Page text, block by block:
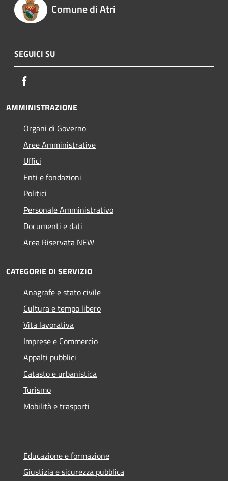
Comune di Atri
SEGUICI SU
AMMINISTRAZIONE
Organi di Governo
Aree Amministrative
Uffici
Enti e fondazioni
Politici
Personale Amministrativo
Documenti e dati
Area Riservata NEW
CATEGORIE DI SERVIZIO
Anagrafe e stato civile
Cultura e tempo libero
Vita lavorativa
Imprese e Commercio
Appalti pubblici
Catasto e urbanistica
Turismo
Mobilità e trasporti
Educazione e formazione
Giustizia e sicurezza pubblica